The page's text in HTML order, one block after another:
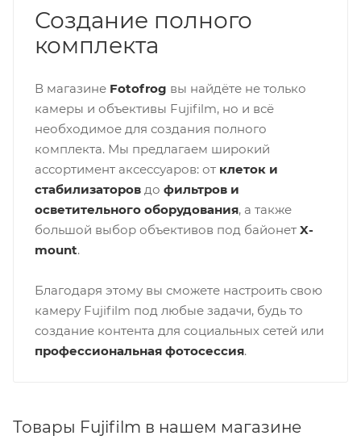
Создание полного
комплекта
В магазине Fotofrog вы найдёте не только
камеры и объективы Fujifilm, но и всё
необходимое для создания полного
комплекта. Мы предлагаем широкий
ассортимент аксессуаров: от клеток и
стабилизаторовдо фильтров и
осветительного оборудования, а также
большой выбор объективов под байонет X-
mount.
Благодаря этому вы сможете настроить свою
камеру Fujifilm под любые задачи, будь то
создание контента для социальных сетей или
профессиональная фотосессия.
Товары Fujifilm в нашем магазине